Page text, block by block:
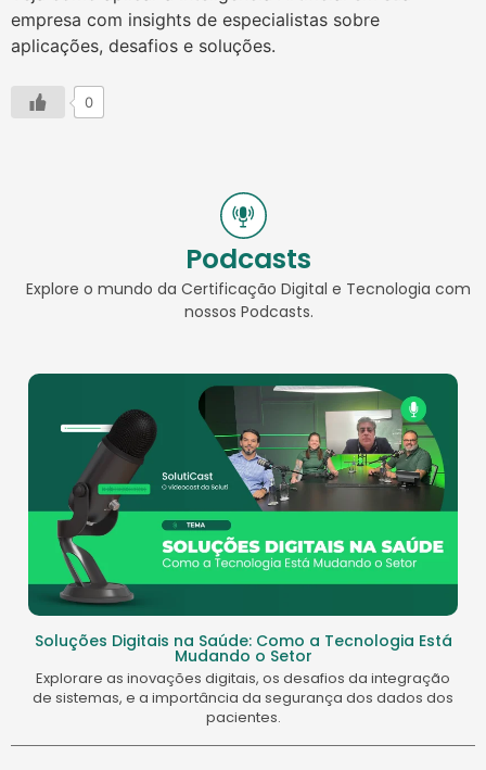
empresa com insights de especialistas sobre
aplicações, desafios e soluções.
0
Podcasts
Explore o mundo da Certificação Digital e Tecnologia com
nossos Podcasts.
Soluções Digitais na Saúde: Como a Tecnologia Está
Mudando o Setor
Explorare as inovações digitais, os desafios da integração
de sistemas, e a importância da segurança dos dados dos
pacientes.